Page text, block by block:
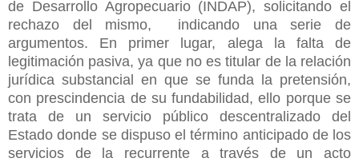
de Desarrollo Agropecuario (INDAP), solicitando el
rechazo del mismo, indicando una serie de
argumentos. En primer lugar, alega la falta de
legitimación pasiva, ya que no es titular de la relación
jurídica substancial en que se funda la pretensión,
con prescindencia de su fundabilidad, ello porque se
trata de un servicio público descentralizado del
Estado donde se dispuso el término anticipado de los
servicios de la recurrente a través de un acto